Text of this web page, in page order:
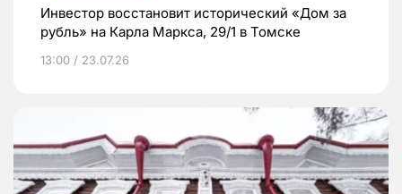
Инвестор восстановит исторический «Дом за
рубль» на Карла Маркса, 29/1 в Томске
13:00 / 23.07.26